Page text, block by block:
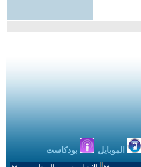
الموبايل بودكاست